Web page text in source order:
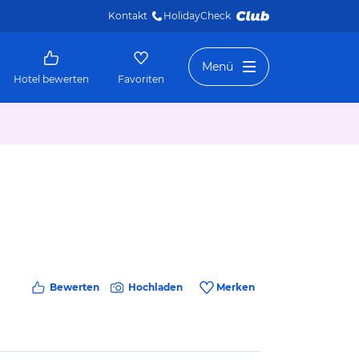
Kontakt HolidayCheck
Hotel bewerten Favoriten
Menü
Bewerten Hochladen Merken